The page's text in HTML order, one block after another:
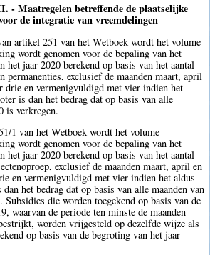
- Maatregelen betreffende de plaatselijke
de integratie van vreemdelingen
artikel 251 van het Wetboek wordt het volume
wordt genomen voor de bepaling van het
het jaar 2020 berekend op basis van het aantal
permanenties, exclusief de maanden maart, april
drie en vermenigvuldigd met vier indien het
is dan het bedrag dat op basis van alle
is verkregen.
1 van het Wetboek wordt het volume
wordt genomen voor de bepaling van het
het jaar 2020 berekend op basis van het aantal
exclusief de maanden maart, april en
en vermenigvuldigd met vier indien het aldus
het bedrag dat op basis van alle maanden van
Subsidies die worden toegekend op basis van de
waarvan de periode ten minste de maanden
worden vrijgesteld op dezelfde wijze als
op basis van de begroting van het jaar